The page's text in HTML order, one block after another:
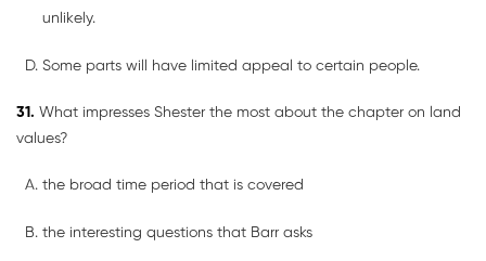
unlikely.
Some parts will have limited appeal to certain people.
31. What impresses Shester the most about the chapter on land
values?
the broad time period that is covered
the interesting questions that Barr asks